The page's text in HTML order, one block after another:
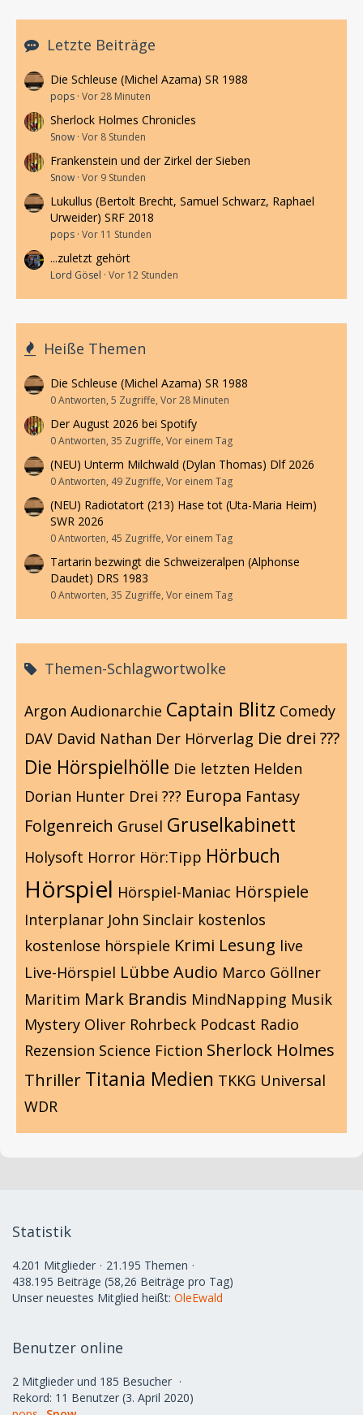
Letzte Beiträge
Die Schleuse (Michel Azama) SR 1988
pops Vor 28 Minuten
Sherlock Holmes Chronicles
Snow Vor 8 Stunden
Frankenstein und der Zirkel der Sieben
Snow Vor 9 Stunden
Lukullus (Bertolt Brecht, Samuel Schwarz, Raphael
Urweider) SRF 2018
pops Vor 11 Stunden
...zuletzt gehört
Lord Gösel Vor 12 Stunden
Heiße Themen
Die Schleuse (Michel Azama) SR 1988
0 Antworten, 5 Zugriffe, Vor 28 Minuten
Der August 2026 bei Spotify
0 Antworten, 35 Zugriffe, Vor einem Tag
(NEU) Unterm Milchwald (Dylan Thomas) Dlf 2026
0 Antworten, 49 Zugriffe, Vor einem Tag
(NEU) Radiotatort (213) Hase tot (Uta-Maria Heim)
SWR 2026
0 Antworten, 45 Zugriffe, Vor einem Tag
Tartarin bezwingt die Schweizeralpen (Alphonse
Daudet) DRS 1983
0 Antworten, 35 Zugriffe, Vor einem Tag
Themen-Schlagwortwolke
Argon Audionarchie Captain Blitz Comedy
DAV David Nathan Der Hörverlag Die drei ???
Die Hörspielhölle Die letzten Helden
Dorian Hunter Drei ??? Europa Fantasy
Folgenreich Grusel Gruselkabinett
Holysoft Horror Hör:Tipp Hörbuch
Hörspiel Hörspiel-Maniac Hörspiele
Interplanar John Sinclair kostenlos
kostenlose hörspiele Krimi Lesung live
Live-Hörspiel Lübbe Audio Marco Göllner
Maritim Mark Brandis MindNapping Musik
Mystery Oliver Rohrbeck Podcast Radio
Rezension Science Fiction Sherlock Holmes
Thriller Titania Medien TKKG Universal
WDR
Statistik
4.201 Mitglieder
21.195 Themen
438.195 Beiträge (58,26 Beiträge pro Tag)
Unser neuestes Mitglied heißt: OleEwald
Benutzer online
2 Mitglieder und 185 Besucher
Rekord: 11 Benutzer (3. April 2020)